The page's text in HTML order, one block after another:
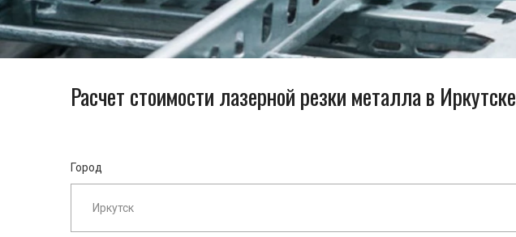
Расчет стоимости лазерной резки металла в Иркутске
Город